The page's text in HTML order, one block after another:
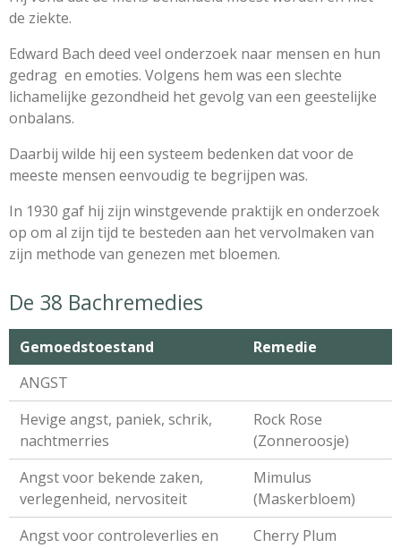
de ziekte.
Edward Bach deed veel onderzoek naar mensen en hun
gedrag en emoties. Volgens hem was een slechte
lichamelijke gezondheid het gevolg van een geestelijke
onbalans.
Daarbij wilde hij een systeem bedenken dat voor de
meeste mensen eenvoudig te begrijpen was.
In 1930 gaf hij zijn winstgevende praktijk en onderzoek
op om al zijn tijd te besteden aan het vervolmaken van
zijn methode van genezen met bloemen.
De 38 Bachremedies
Gemoedstoestand
Remedie
ANGST
Hevige angst, paniek, schrik,
nachtmerries
Rock Rose
(Zonneroosje)
Angst voor bekende zaken,
verlegenheid, nervositeit
Mimulus
(Maskerbloem)
Angst voor controleverlies en
Cherry Plum